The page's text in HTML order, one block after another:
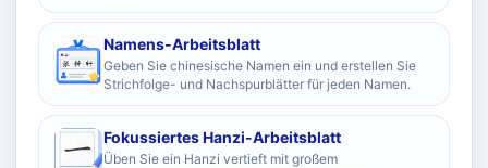
Namens-Arbeitsblatt
Geben Sie chinesische Namen ein und erstellen Sie
Strichfolge- und Nachspurblätter für jeden Namen.
Fokussiertes Hanzi-Arbeitsblatt
Üben Sie ein Hanzi vertieft mit großem